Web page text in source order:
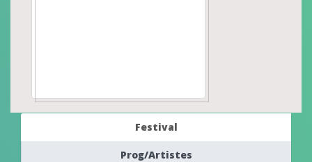
Festival
Prog/Artistes